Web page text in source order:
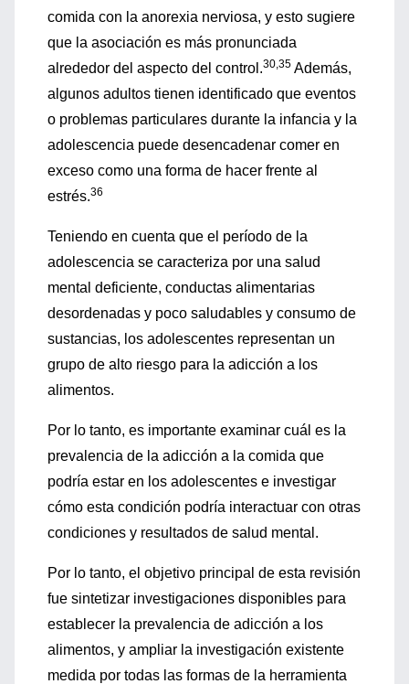
comida con la anorexia nerviosa, y esto sugiere
que la asociación es más pronunciada
alrededor del aspecto del control.30,35 Además,
algunos adultos tienen identificado que eventos
o problemas particulares durante la infancia y la
adolescencia puede desencadenar comer en
exceso como una forma de hacer frente al
estrés.36
Teniendo en cuenta que el período de la
adolescencia se caracteriza por una salud
mental deficiente, conductas alimentarias
desordenadas y poco saludables y consumo de
sustancias, los adolescentes representan un
grupo de alto riesgo para la adicción a los
alimentos.
Por lo tanto, es importante examinar cuál es la
prevalencia de la adicción a la comida que
podría estar en los adolescentes e investigar
cómo esta condición podría interactuar con otras
condiciones y resultados de salud mental.
Por lo tanto, el objetivo principal de esta revisión
fue sintetizar investigaciones disponibles para
establecer la prevalencia de adicción a los
alimentos, y ampliar la investigación existente
medida por todas las formas de la herramienta